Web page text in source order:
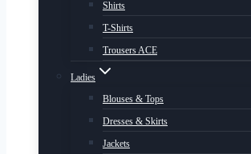
Shirts
T-Shirts
Trousers ACE
Ladies
Blouses & Tops
Dresses & Skirts
Jackets